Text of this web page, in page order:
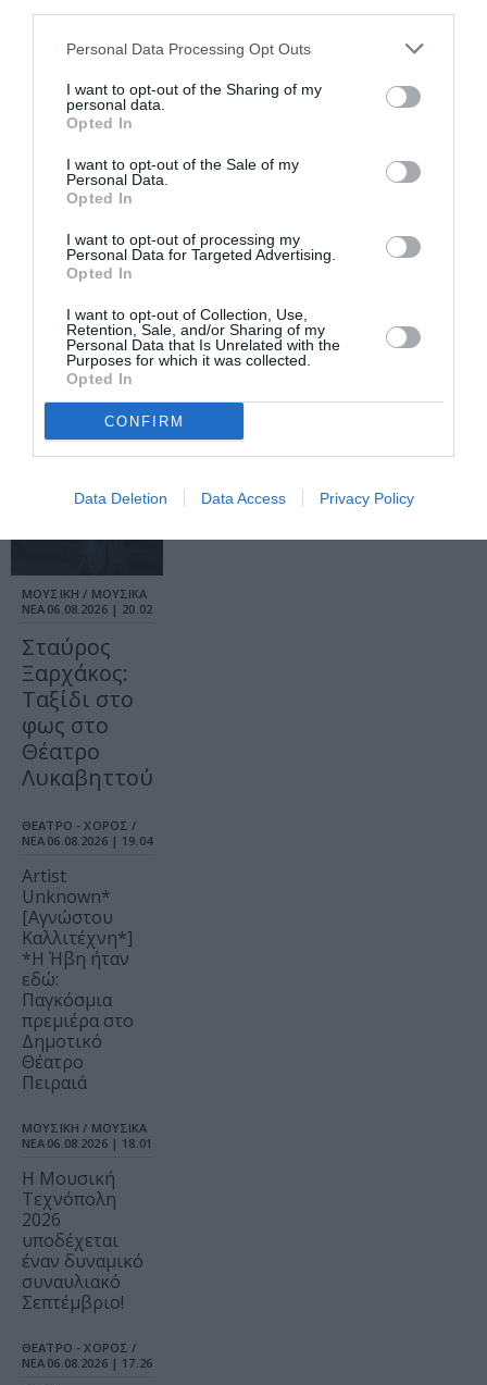
Personal Data Processing Opt Outs
I want to opt-out of the Sharing of my
personal data.
Opted In
I want to opt-out of the Sale of my
Personal Data.
Opted In
I want to opt-out of processing my
Personal Data for Targeted Advertising.
Opted In
I want to opt-out of Collection, Use,
Retention, Sale, and/or Sharing of my
Personal Data that Is Unrelated with the
Purposes for which it was collected.
Opted In
CONFIRM
Data Deletion Data Access Privacy Policy
Η περίπτωση του
έργο του Διονύση
Χριστοφιλογιάννη
στο ΕΜΣΤ
Η Ελλάδα
Τιμώμενη χώρα
στην Διεθνή
στην Hainan της
1 Επόμενη ❯
Τελευταία
νέα
ΜΟΥΣΙΚΗ / ΜΟΥΣΙΚΑ
ΝΕΑ 06.08.2026 | 20.02
Σταύρος
Ξαρχάκος:
Ταξίδι στο
φως στο
Θέατρο
Λυκαβηττού
ΘΕΑΤΡΟ - ΧΟΡΟΣ /
ΝΕΑ 06.08.2026 | 19.04
Artist
Unknown*
[Αγνώστου
Καλλιτέχνη*]
*Η Ήβη ήταν
εδώ:
Παγκόσμια
πρεμιέρα στο
Δημοτικό
Θέατρο
Πειραιά
ΜΟΥΣΙΚΗ / ΜΟΥΣΙΚΑ
ΝΕΑ 06.08.2026 | 18.01
Η Μουσική
Τεχνόπολη
2026
υποδέχεται
έναν δυναμικό
συναυλιακό
Σεπτέμβριο!
ΘΕΑΤΡΟ - ΧΟΡΟΣ /
ΝΕΑ 06.08.2026 | 17.26